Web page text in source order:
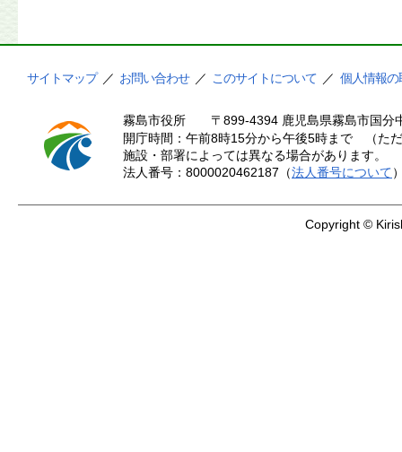
サイトマップ ／ お問い合わせ ／ このサイトについて ／ 個人情報の
霧島市役所
〒899-4394 鹿児島県霧島市国
開庁時間：午前8時15分から午後5時まで （た
施設・部署によっては異なる場合があります。
法人番号：8000020462187（法人番号について
Copyright ©